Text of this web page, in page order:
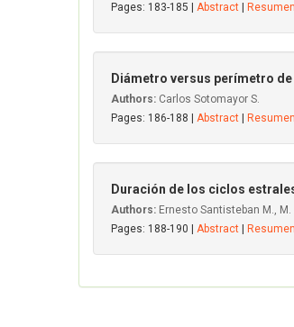
Pages: 183-185 | Abstract Resumen
Diámetro versus perímetro
Authors: Carlos Sotomayor S.
Pages: 186-188 | Abstract Resumen
Duración de los ciclos
Authors: Ernesto Santisteban M.,
Pages: 188-190 | Abstract Resumen